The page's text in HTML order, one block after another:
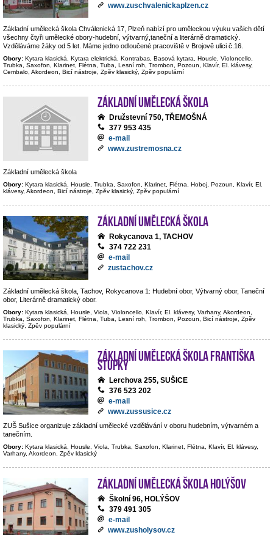
www.zuschvalenickaplzen.cz
Základní umělecká škola Chválenická 17, Plzeň nabízí pro uměleckou výuku vašich dětí
všechny čtyři umělecké obory-hudební, výtvarný,taneční a literárně dramatický.
Vzděláváme žáky od 5 let. Máme jedno odloučené pracoviště v Brojově ulici č.16.
Obory: Kytara klasická, Kytara elektrická, Kontrabas, Basová kytara, Housle, Violoncello,
Trubka, Saxofon, Klarinet, Flétna, Tuba, Lesní roh, Trombon, Pozoun, Klavír, El. klávesy,
Cembalo, Akordeon, Bicí nástroje, Zpěv klasický, Zpěv populární
Základní umělecká škola
Družstevní 750, TŘEMOŠNÁ
377 953 435
e-mail
www.zustremosna.cz
Základní umělecká škola
Obory: Kytara klasická, Housle, Trubka, Saxofon, Klarinet, Flétna, Hoboj, Pozoun, Klavír, El.
klávesy, Akordeon, Bicí nástroje, Zpěv klasický, Zpěv populární
Základní umělecká škola
Rokycanova 1, TACHOV
374 722 231
e-mail
zustachov.cz
Základní umělecká škola, Tachov, Rokycanova 1: Hudební obor, Výtvarný obor, Taneční
obor, Literárně dramatický obor.
Obory: Kytara klasická, Housle, Viola, Violoncello, Klavír, El. klávesy, Varhany, Akordeon,
Trubka, Saxofon, Klarinet, Flétna, Tuba, Lesní roh, Trombon, Pozoun, Bicí nástroje, Zpěv
klasický, Zpěv populární
Základní umělecká škola Františka
Stupky
Lerchova 255, SUŠICE
376 523 202
e-mail
www.zussusice.cz
ZUŠ Sušice organizuje základní umělecké vzdělávání v oboru hudebním, výtvarném a
tanečním.
Obory: Kytara klasická, Housle, Viola, Trubka, Saxofon, Klarinet, Flétna, Klavír, El. klávesy,
Varhany, Akordeon, Zpěv klasický
Základní umělecká škola Holýšov
Školní 96, HOLÝŠOV
379 491 305
e-mail
www.zusholysov.cz